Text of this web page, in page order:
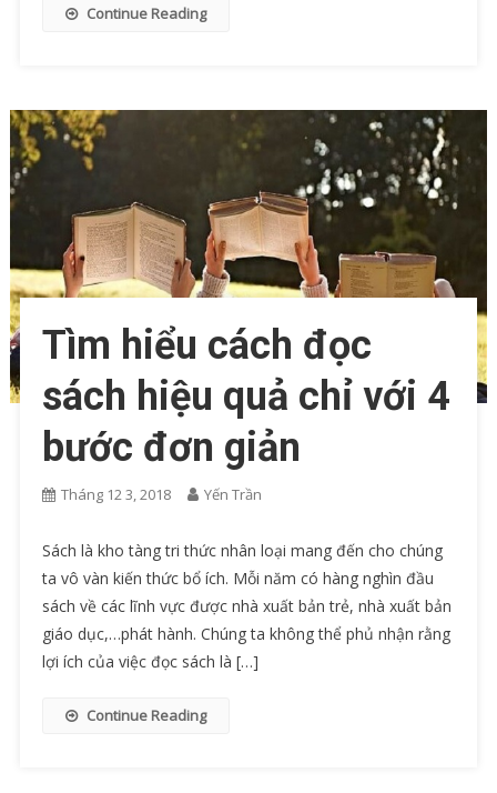
Continue Reading
Tìm hiểu cách đọc
sách hiệu quả chỉ với 4
bước đơn giản
Tháng 12 3, 2018 Yến Trần
Sách là kho tàng tri thức nhân loại mang đến cho chúng
ta vô vàn kiến thức bổ ích. Mỗi năm có hàng nghìn đầu
sách về các lĩnh vực được nhà xuất bản trẻ, nhà xuất bản
giáo dục,…phát hành. Chúng ta không thể phủ nhận rằng
lợi ích của việc đọc sách là […]
Continue Reading